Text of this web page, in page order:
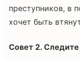
преступников, в
хочет быть
Совет 2.